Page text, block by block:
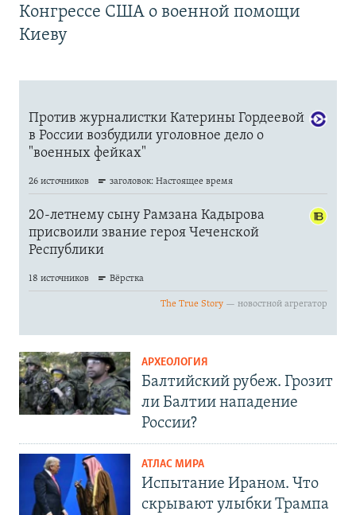
Конгрессе США о военной помощи
Киеву
АРХЕОЛОГИЯ
Балтийский рубеж. Грозит
ли Балтии нападение
России?
АТЛАС МИРА
Испытание Ираном. Что
скрывают улыбки Трампа